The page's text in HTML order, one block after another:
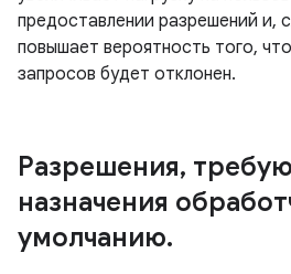
предоставлении разрешений и,
повышает вероятность того,
запросов будет отклонен.
Разрешения,
назначения
умолчанию.